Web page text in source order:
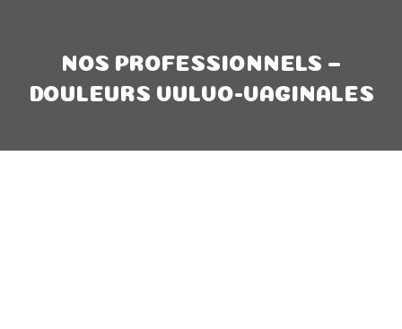
NOS PROFESSIONNELS –
DOULEURS VULVO-VAGINALES